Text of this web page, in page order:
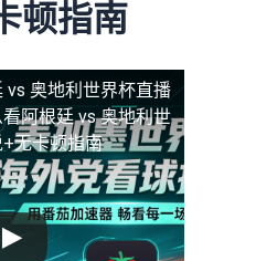
顿指南
vs 奥地利世界杯直播
阿根廷 vs 奥地利世
无卡顿指南